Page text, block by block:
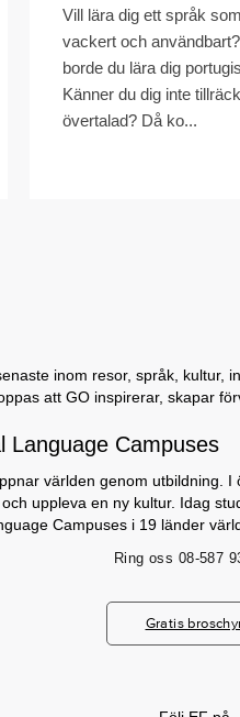
Vill lära dig ett språk
vackert och
borde du lära dig
Känner du dig inte
övertalad? Då ko...
inom resor, språk, kultur,
att GO inspirerar, skapar
Language Campuses
världen genom utbildning.
uppleva en ny kultur. Idag
Campuses i 19 länder
Ring oss 08-587
Gratis